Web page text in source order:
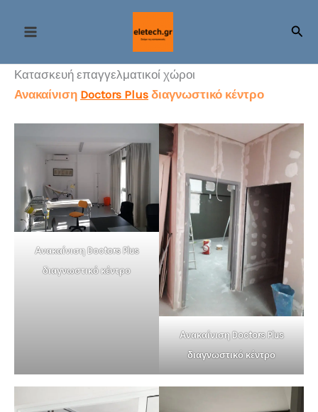
Κατασκευή επαγγελματικοί χώροι
Ανακαίνιση Doctors Plus διαγνωστικό κέντρο
Ανακαίνιση Doctors Plus
διαγνωστικό κέντρο
Ανακαίνιση Doctors Plus
διαγνωστικό κέντρο